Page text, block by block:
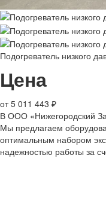
Подогреватель низкого
Цена
от 5 011 443 ₽
В ООО «Нижегородский
Мы предлагаем
оптимальным набором
надежностью работы за